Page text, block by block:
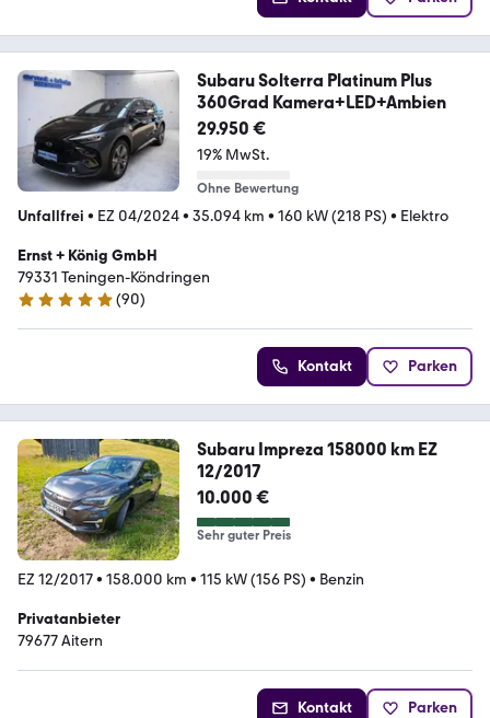
Subaru Solterra Platinum Plus
360Grad Kamera+LED+Ambien
29.950 €
19% MwSt.
Ohne Bewertung
Unfallfrei • EZ 04/2024• 35.094 km • 160 kW (218 PS) • Elektro
Ernst + König GmbH
79331 Teningen-Köndringen
4.8 Sterne
(90)
Kontakt Parken
Subaru Impreza 158000 km EZ
12/2017
10.000 €
Sehr guter Preis
EZ 12/2017• 158.000 km • 115 kW (156 PS) • Benzin
Privatanbieter
79677 Aitern
Kontakt Parken